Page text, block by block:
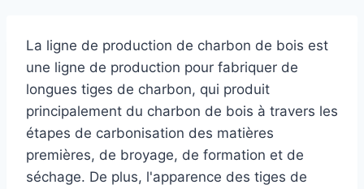
La ligne de production de charbon de bois est
une ligne de production pour fabriquer de
longues tiges de charbon, qui produit
principalement du charbon de bois à travers les
étapes de carbonisation des matières
premières, de broyage, de formation et de
séchage. De plus, l'apparence des tiges de